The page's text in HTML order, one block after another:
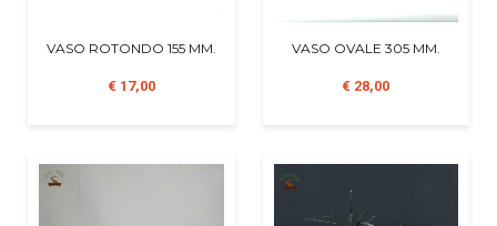
VASO ROTONDO 155 MM.
€ 17,00
VASO OVALE 305 MM.
€ 28,00